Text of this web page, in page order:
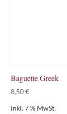
Baguette Greek
8,50€
inkl. 7 % MwSt.